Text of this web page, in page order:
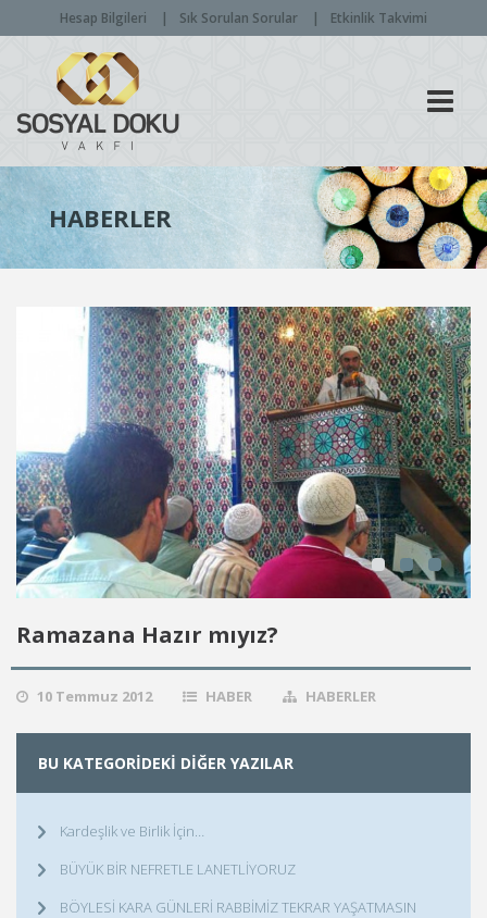
Hesap Bilgileri Sık Sorulan Sorular Etkinlik Takvimi
HABERLER
Ramazana Hazır mıyız?
10 Temmuz 2012 HABER HABERLER
BU KATEGORIDEKI DIĞER YAZILAR
Kardeşlik ve Birlik İçin…
BÜYÜK BİR NEFRETLE LANETLİYORUZ
BÖYLESİ KARA GÜNLERİ RABBİMİZ TEKRAR YAŞATMASIN